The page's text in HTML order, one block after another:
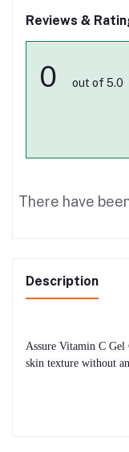
Reviews &
0 out of 5.0
There have
Description
Assure Vitamin C Gel
skin texture without